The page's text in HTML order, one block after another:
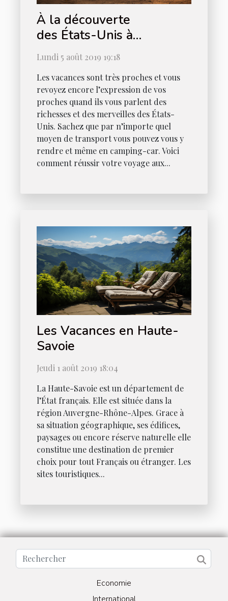
À la découverte
des États-Unis à
camping-car
Lundi 5 août 2019 19:18
Les vacances sont très proches et vous
revoyez encore l’expression de vos
proches quand ils vous parlent des
richesses et des merveilles des États-
Unis. Sachez que par n’importe quel
moyen de transport vous pouvez vous y
rendre et même en camping-car. Voici
comment réussir votre voyage aux...
Les Vacances en Haute-
Savoie
Jeudi 1 août 2019 18:04
La Haute-Savoie est un département de
l’État français. Elle est située dans la
région Auvergne-Rhône-Alpes. Grace à
sa situation géographique, ses édifices,
paysages ou encore réserve naturelle elle
constitue une destination de premier
choix pour tout Français ou étranger. Les
sites touristiques...
Economie